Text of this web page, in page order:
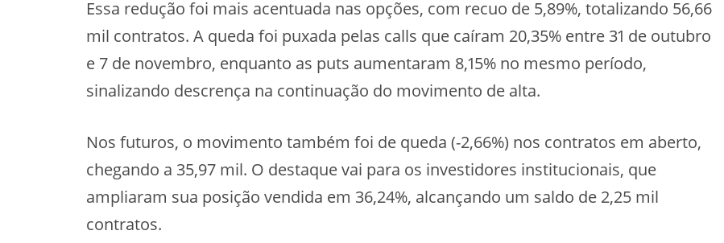
Essa redução foi mais acentuada nas opções, com recuo de 5,89%, totalizando 56,66
mil contratos. A queda foi puxada pelas calls que caíram 20,35% entre 31 de outubro
e 7 de novembro, enquanto as puts aumentaram 8,15% no mesmo período,
sinalizando descrença na continuação do movimento de alta.
Nos futuros, o movimento também foi de queda (-2,66%) nos contratos em aberto,
chegando a 35,97 mil. O destaque vai para os investidores institucionais, que
ampliaram sua posição vendida em 36,24%, alcançando um saldo de 2,25 mil
contratos.